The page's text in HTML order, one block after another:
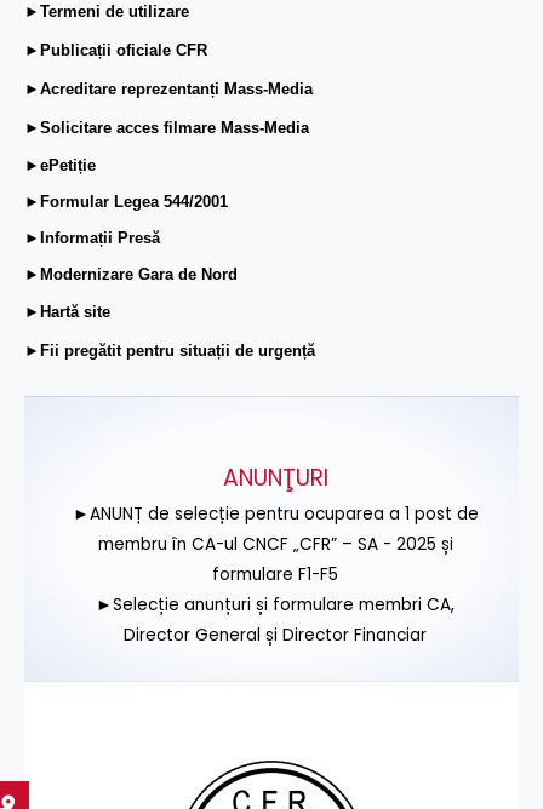
►Termeni de utilizare
►Publicații oficiale CFR
►Acreditare reprezentanți Mass-Media
►Solicitare acces filmare Mass-Media
►ePetiție
►Formular Legea 544/2001
►Informații Presă
►Modernizare Gara de Nord
►Hartă site
►Fii pregătit pentru situații de urgență
ANUNŢURI
►ANUNȚ de selecție pentru ocuparea a 1 post de
membru în CA-ul CNCF „CFR” – SA - 2025 și
formulare F1-F5
►Selecție anunțuri și formulare membri CA,
Director General și Director Financiar